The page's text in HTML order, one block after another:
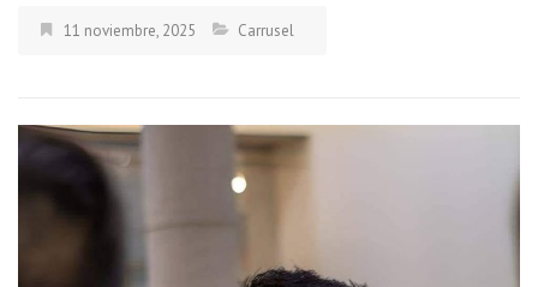
11 noviembre, 2025 Carrusel